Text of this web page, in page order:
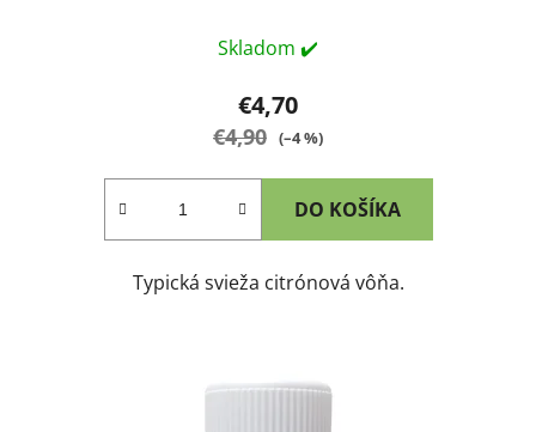
Skladom ✔️
€4,70
€4,90 (–4 %)
DO KOŠÍKA
Typická svieža citrónová vôňa.